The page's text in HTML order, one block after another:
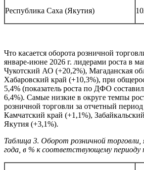
Республика Саха (Якутия)
Что касается оборота розничной
январе-июне 2026 г. лидерами роста в
Чукотский АО (+20,2%), Магаданская
Хабаровский край (+10,3%), при
5,4% (показатель роста по ДФО
6,4%). Самые низкие в округе темпы
розничной торговли за отчетный
Камчатский край (+1,1%),
Якутия (+3,1%).
Таблица 3. Оборот розничной торговли,
года, в % к соответствующему периоду